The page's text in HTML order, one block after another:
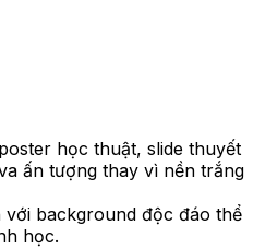
học thuật, slide thuyết
ấn tượng thay vì nền trắng
background độc đáo thể
học.